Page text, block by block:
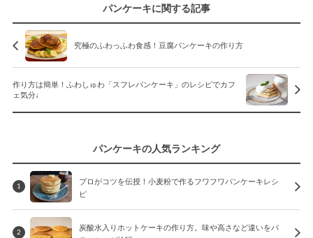
パンケーキに関する記事
究極のふわっふわ食感！豆腐パンケーキの作り方
作り方は簡単！ふわしゅわ「スフレパンケーキ」のレシピでカフ
ェ気分♩
パンケーキの人気ランキング
1
プロがコツを伝授！小麦粉で作るフワフワパンケーキレシ
ピ
2
炭酸水入りホットケーキの作り方。味や高さなど違いをパ